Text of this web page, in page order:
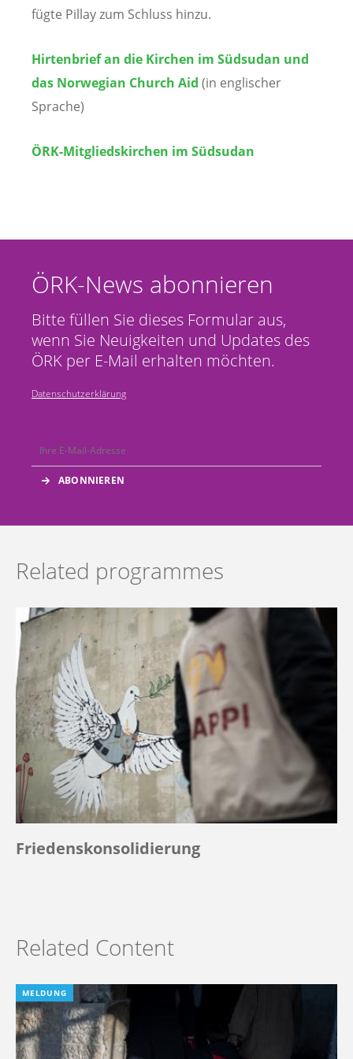
fügte Pillay zum Schluss hinzu.
Hirtenbrief an die Kirchen im Südsudan und
das Norwegian Church Aid (in englischer
Sprache)
ÖRK-Mitgliedskirchen im Südsudan
ÖRK-News abonnieren
Bitte füllen Sie dieses Formular aus,
wenn Sie Neuigkeiten und Updates des
ÖRK per E-Mail erhalten möchten.
Datenschutzerklärung
Related programmes
Friedenskonsolidierung
Related Content
MELDUNG